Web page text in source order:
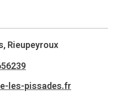
Rieupeyroux
les-pissades.fr